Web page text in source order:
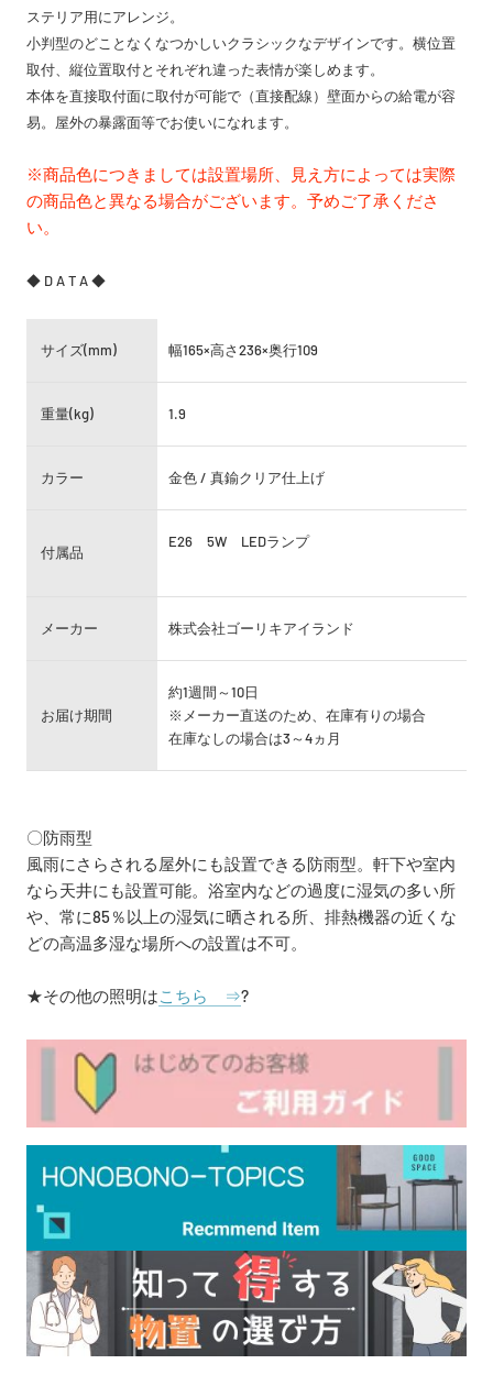
ステリア用にアレンジ。
小判型のどことなくなつかしいクラシックなデザインです。横位置
取付、縦位置取付とそれぞれ違った表情が楽しめます。
本体を直接取付面に取付が可能で（直接配線）壁面からの給電が容
易。屋外の暴露面等でお使いになれます。
※商品色につきましては設置場所、見え方によっては実際
の商品色と異なる場合がございます。予めご了承くださ
い。
◆ D A T A ◆
サイズ(mm) 幅165×高さ236×奥行109
重量(kg) 1.9
カラー 金色 / 真鍮クリア仕上げ
付属品
E26 5W LEDランプ
メーカー 株式会社ゴーリキアイランド
お届け期間
約1週間～10日
※メーカー直送のため、在庫有りの場合
在庫なしの場合は3～4ヵ月
〇防雨型
風雨にさらされる屋外にも設置できる防雨型。軒下や室内
なら天井にも設置可能。浴室内などの過度に湿気の多い所
や、常に85％以上の湿気に晒される所、排熱機器の近くな
どの高温多湿な場所への設置は不可。
★その他の照明はこちら ⇒?